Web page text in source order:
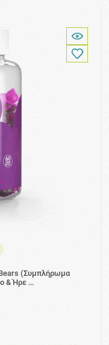
(Συμπλήρωμα
& Ήρε …